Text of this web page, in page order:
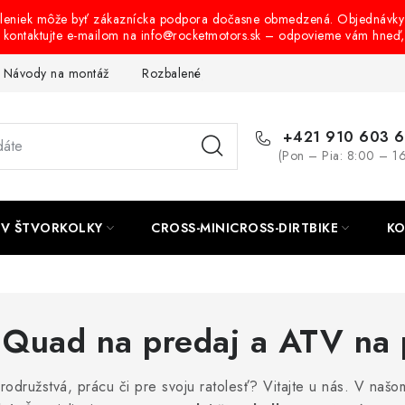
môže byť zákaznícka podpora dočasne obmedzená.
e-mailom na info@rocketmotors.sk – odpovieme vám
Návody na montáž Rozbalené, zánovné a použité produkty
+421 910 603
(Pon – Pia: 8:00 –
ŠTVORKOLKY CROSS-MINICROSS-DIRTBIKE
na predaj a ATV na
prácu či pre svoju ratolesť? Vitajte u nás. V